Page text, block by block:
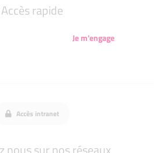
Accès rapide
Je m'engage
Accès intranet